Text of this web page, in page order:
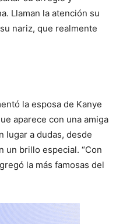
Llaman la atención su
nariz, que realmente
la esposa de Kanye
aparece con una amiga
lugar a dudas, desde
un brillo especial. “Con
la más famosas del